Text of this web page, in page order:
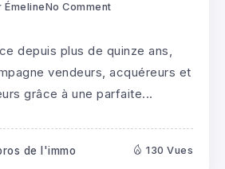
ÉmelineNo Comment
depuis plus de quinze ans,
vendeurs, acquéreurs et
grâce à une parfaite...
de l'immo 130 Vues